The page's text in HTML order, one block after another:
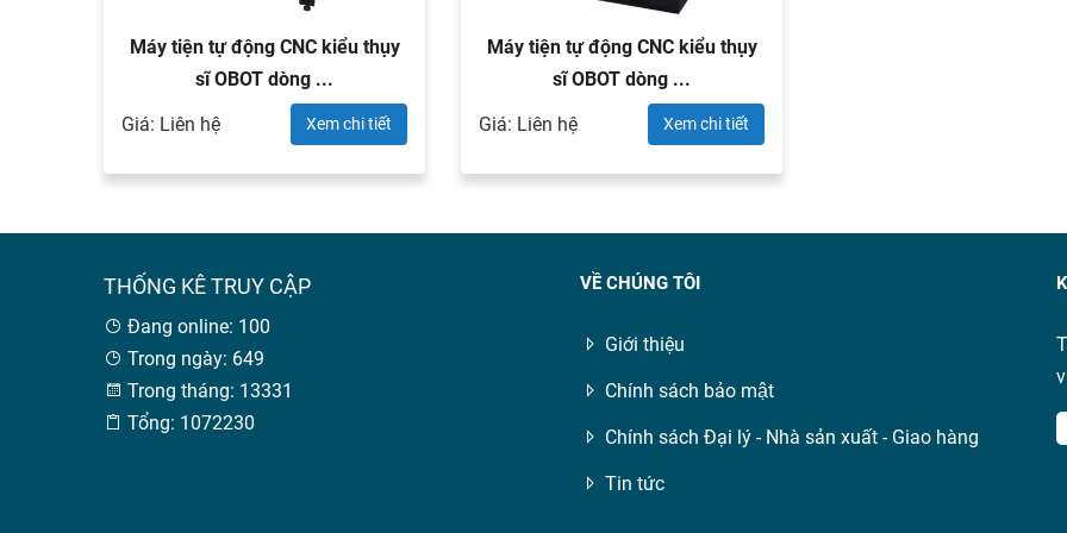
Máy tiện tự động CNC kiểu thụy
sĩ OBOT dòng ...
Giá: Liên hệ
Xem chi tiết
Máy tiện tự động CNC kiểu thụy
sĩ OBOT dòng ...
Giá: Liên hệ
Xem chi tiết
THỐNG KÊ TRUY CẬP
Đang online: 100
Trong ngày: 649
Trong tháng: 13331
Tổng: 1072230
VỀ CHÚNG TÔI
Giới thiệu
Chính sách bảo mật
Chính sách Đại lý - Nhà sản xuất - Giao hàng
Tin tức